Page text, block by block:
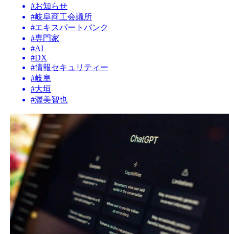
#お知らせ
#岐阜商工会議所
#エキスパートバンク
#専門家
#AI
#DX
#情報セキュリティー
#岐阜
#大垣
#渥美智也